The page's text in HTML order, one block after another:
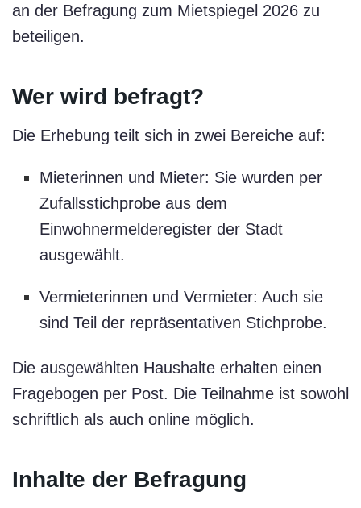
an der Befragung zum Mietspiegel 2026 zu
beteiligen.
Wer wird befragt?
Die Erhebung teilt sich in zwei Bereiche auf:
Mieterinnen und Mieter: Sie wurden per
Zufallsstichprobe aus dem
Einwohnermelderegister der Stadt
ausgewählt.
Vermieterinnen und Vermieter: Auch sie
sind Teil der repräsentativen Stichprobe.
Die ausgewählten Haushalte erhalten einen
Fragebogen per Post. Die Teilnahme ist sowohl
schriftlich als auch online möglich.
Inhalte der Befragung